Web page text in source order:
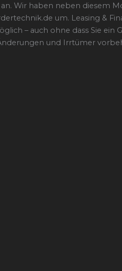
Wir haben neben diesem
um. Leasing &
– auch ohne dass Sie ein
und Irrtümer